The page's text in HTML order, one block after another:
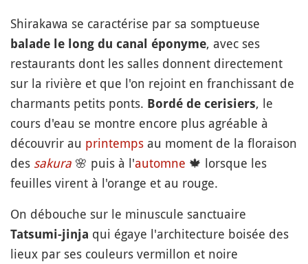
Shirakawa se caractérise par sa somptueuse
balade le long du canal éponyme, avec ses
restaurants dont les salles donnent directement
sur la rivière et que l'on rejoint en franchissant de
charmants petits ponts. Bordé de cerisiers, le
cours d'eau se montre encore plus agréable à
découvrir au printemps au moment de la floraison
des sakura 🌸 puis à l'automne 🍁 lorsque les
feuilles virent à l'orange et au rouge.
On débouche sur le minuscule sanctuaire
Tatsumi-jinja qui égaye l'architecture boisée des
lieux par ses couleurs vermillon et noire